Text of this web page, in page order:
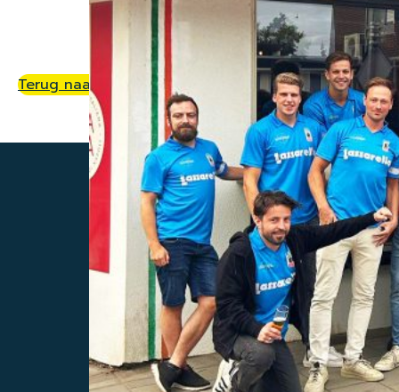
Terug naar het overzicht